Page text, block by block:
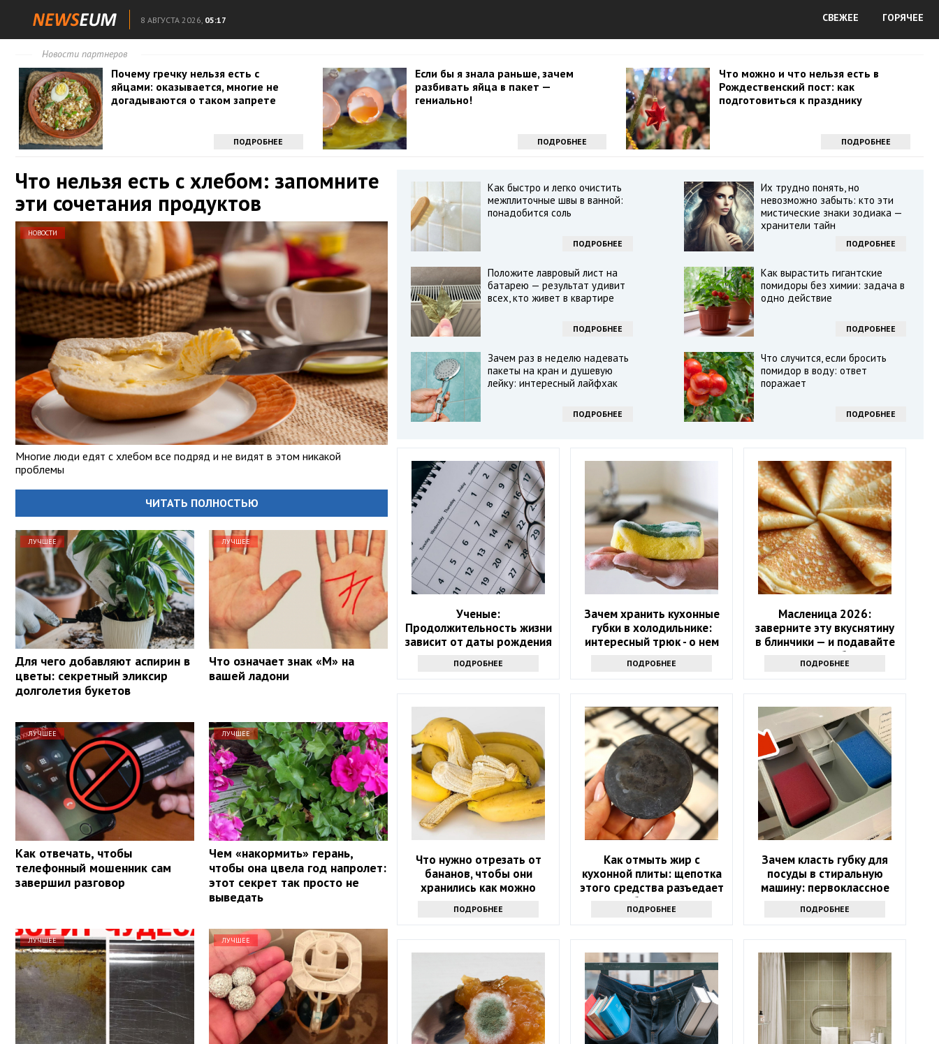
8 АВГУСТА 2026, 05:17 СВЕЖЕЕ ГОРЯЧЕЕ
Новости партнеров
Почему гречку нельзя есть с
яйцами: оказывается, многие не
догадываются о таком запрете
ПОДРОБНЕЕ
Если бы я знала раньше, зачем
разбивать яйца в пакет —
гениально!
ПОДРОБНЕЕ
Что можно и что нельзя есть в
Рождественский пост: как
подготовиться к празднику
ПОДРОБНЕЕ
Что нельзя есть с хлебом: запомните
эти сочетания продуктов
НОВОСТИ
Многие люди едят с хлебом все подряд и не видят в этом никакой
проблемы
ЧИТАТЬ ПОЛНОСТЬЮ
ЛУЧШЕЕ
Для чего добавляют аспирин в
цветы: секретный эликсир
долголетия букетов
ЛУЧШЕЕ
Что означает знак «М» на
вашей ладони
ЛУЧШЕЕ
Как отвечать, чтобы
телефонный мошенник сам
завершил разговор
ЛУЧШЕЕ
Чем «накормить» герань,
чтобы она цвела год напролет:
этот секрет так просто не
выведать
ЛУЧШЕЕ ЛУЧШЕЕ
Как быстро и легко очистить
межплиточные швы в ванной:
понадобится соль
ПОДРОБНЕЕ
Их трудно понять, но
невозможно забыть: кто эти
мистические знаки зодиака —
хранители тайн
ПОДРОБНЕЕ
Положите лавровый лист на
батарею — результат удивит
всех, кто живет в квартире
ПОДРОБНЕЕ
Как вырастить гигантские
помидоры без химии: задача в
одно действие
ПОДРОБНЕЕ
Зачем раз в неделю надевать
пакеты на кран и душевую
лейку: интересный лайфхак
ПОДРОБНЕЕ
Что случится, если бросить
помидор в воду: ответ
поражает
ПОДРОБНЕЕ
Ученые:
Продолжительность жизни
зависит от даты рождения
ПОДРОБНЕЕ
Зачем хранить кухонные
губки в холодильнике:
интересный трюк - о нем
продвинутые хозяйки
ПОДРОБНЕЕ
Масленица 2026:
заверните эту вкуснятину
в блинчики — и подавайте
как главное блюдо
ПОДРОБНЕЕ
Что нужно отрезать от
бананов, чтобы они
хранились как можно
маленькая хитрость
ПОДРОБНЕЕ
Как отмыть жир с
кухонной плиты: щепотка
этого средства разъедает
любую грязь
ПОДРОБНЕЕ
Зачем класть губку для
посуды в стиральную
машину: первоклассное
ПОДРОБНЕЕ